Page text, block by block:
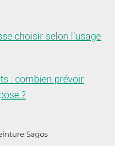
choisir selon l’usage
: combien prévoir
?
Sagos